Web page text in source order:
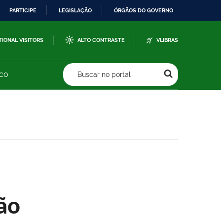
PARTICIPE LEGISLAÇÃO ÓRGÃOS DO GOVERNO
VISITORS ALTO CONTRASTE VLIBRAS
Buscar no portal